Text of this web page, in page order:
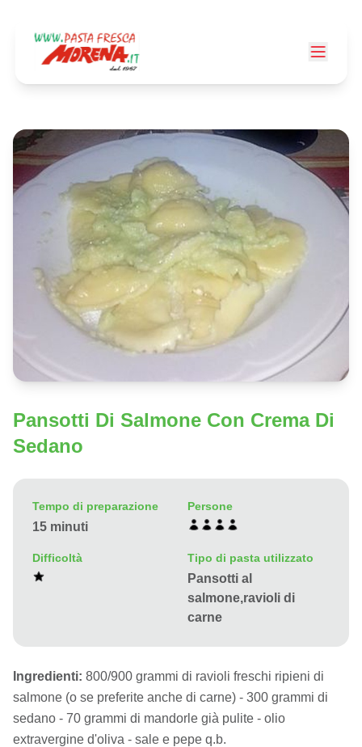
Pansotti Di Salmone Con Crema Di
Sedano
Tempo di preparazione
15 minuti
Persone
Difficoltà Tipo di pasta utilizzato
Pansotti al
salmone,ravioli di
carne
Ingredienti: 800/900 grammi di ravioli freschi ripieni di
salmone (o se preferite anche di carne) - 300 grammi di
sedano - 70 grammi di mandorle già pulite - olio
extravergine d'oliva - sale e pepe q.b.